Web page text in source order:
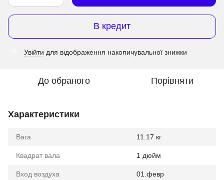
В кредит
Увійти для відображення накопичувальної знижки
До обраного Порівняти
Характеристики
Вага 11.17 кг
Квадрат вала 1 дюйм
Вход воздуха 01.февр